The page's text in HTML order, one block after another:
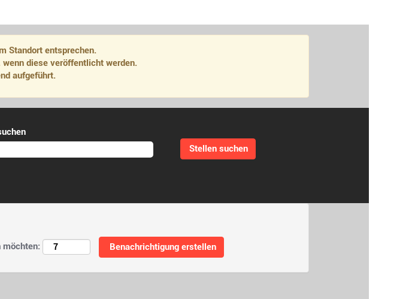
Standort entsprechen.
wenn diese veröffentlicht werden.
aufgeführt.
möchten: